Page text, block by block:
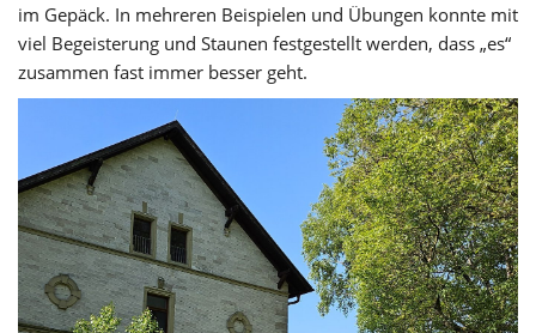
im Gepäck. In mehreren Beispielen und Übungen konnte mit
viel Begeisterung und Staunen festgestellt werden, dass „es“
zusammen fast immer besser geht.